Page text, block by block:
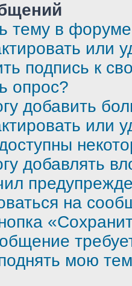
тему в
или
подпись к
опрос?
добавить
или
добавлять
на
мою